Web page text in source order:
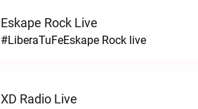
Eskape Rock Live
#LiberaTuFeEskape Rock live
XD Radio Live